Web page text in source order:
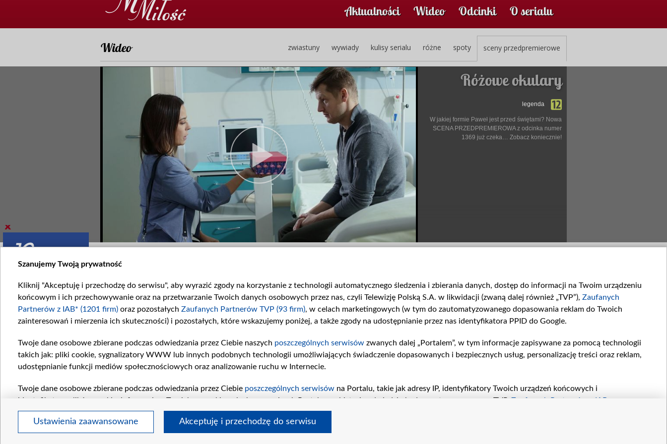
Aktualności Wideo Odcinki O serialu
Wideo sceny przedpremierowe
spoty
różne
kulisy serialu
wywiady
zwiastuny
Różowe okulary
legenda
W jakiej formie Paweł jest przed świętami? Nowa
SCENA PRZEDPREMIEROWA z odcinka numer
1369 już czeka… Zobacz koniecznie!
nie…
wyglądał...
Kilka drobiazgów
W odcinku numer 1936...
Dość zaszkodził?
Olek kontra Sowiński. Jak...
Brawa dla Kamila!
W 1934. odcinku Zduńscy...
Słodko-słony
Jak rozwija się „przyjaźń”...
Jak za starych, dobrych...
regulamin tvp.pl pomoc
Szanujemy Twoją prywatność
Kliknij "Akceptuję i przechodzę do serwisu", aby wyrazić zgody na korzystanie z technologii automatycznego śledzenia i zbierania danych, dostęp do informacji na Twoim urządzeniu
końcowym i ich przechowywanie oraz na przetwarzanie Twoich danych osobowych przez nas, czyli Telewizję Polską S.A. w likwidacji (zwaną dalej również „TVP”), Zaufanych
Partnerów z IAB* (1201 firm) oraz pozostałych Zaufanych Partnerów TVP (93 firm), w celach marketingowych (w tym do zautomatyzowanego dopasowania reklam do Twoich
zainteresowań i mierzenia ich skuteczności) i pozostałych, które wskazujemy poniżej, a także zgody na udostępnianie przez nas identyfikatora PPID do Google.
Twoje dane osobowe zbierane podczas odwiedzania przez Ciebie naszych poszczególnych serwisów zwanych dalej „Portalem”, w tym informacje zapisywane za pomocą technologii
takich jak: pliki cookie, sygnalizatory WWW lub innych podobnych technologii umożliwiających świadczenie dopasowanych i bezpiecznych usług, personalizację treści oraz reklam,
udostępnianie funkcji mediów społecznościowych oraz analizowanie ruchu w Internecie.
Twoje dane osobowe zbierane podczas odwiedzania przez Ciebie poszczególnych serwisów na Portalu, takie jak adresy IP, identyfikatory Twoich urządzeń końcowych i
identyfikatory plików cookie, informacje o Twoich wyszukiwaniach w serwisach Portalu czy historia odwiedzin będą przetwarzane przez TVP, Zaufanych Partnerów z IAB
pozostałychZaufanych Partnerów TVP
dla realizacji następujących celów i funkcji: przechowywania informacji na urządzeniu lub dostęp do nich, wyboru podstawowych reklam,
wyboru spersonalizowanych reklam, tworzenia profilu spersonalizowanych reklam, tworzenia profilu spersonalizowanych treści, wyboru spersonalizowanych treści, pomiaru
Ustawienia zaawansowane Akceptuję i przechodzę do serwisu